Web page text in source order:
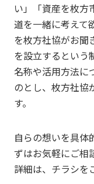
い」「資産を枚方
道を一緒に考えて
を枚方社協がお聞
を設立するという
名称や活用方法に
のとし、枚方社協
す。
自らの想いを具
ずはお気軽にご相
詳細は、チラシを